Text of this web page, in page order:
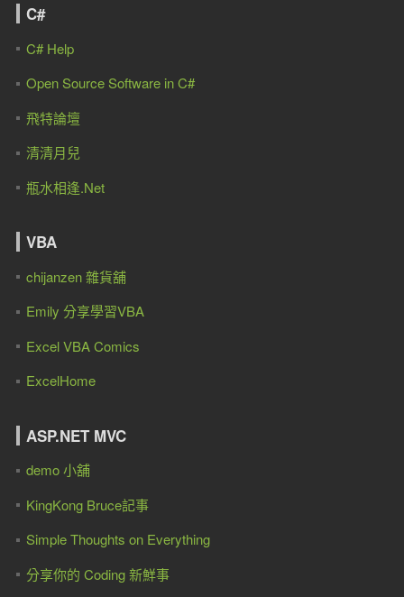
C#
C# Help
Open Source Software in C#
飛特論壇
清清月兒
瓶水相逢.Net
VBA
chijanzen 雜貨舖
Emily 分享學習VBA
Excel VBA Comics
ExcelHome
ASP.NET MVC
demo 小舖
KingKong Bruce記事
Simple Thoughts on Everything
分享你的 Coding 新鮮事